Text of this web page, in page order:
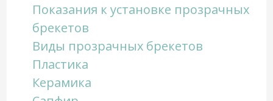
Показания к установке прозрачных
брекетов
Виды прозрачных брекетов
Пластика
Керамика